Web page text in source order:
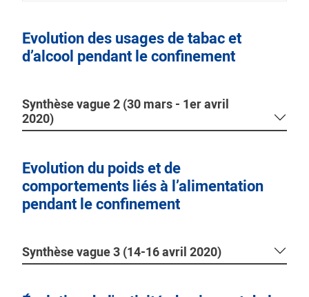
Evolution des usages de tabac et
d’alcool pendant le confinement
Synthèse vague 2 (30 mars - 1er avril
2020)
Evolution du poids et de
comportements liés à l’alimentation
pendant le confinement
Synthèse vague 3 (14-16 avril 2020)